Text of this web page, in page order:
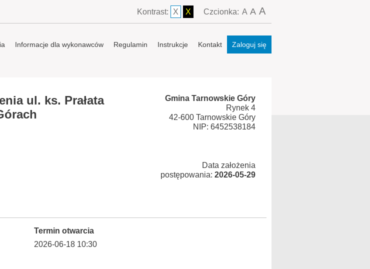
Kontrast: X X Czcionka: A A A
Informacje dla wykonawców Regulamin Instrukcje Kontakt Zaloguj się
ul. ks. Prałata
Gmina Tarnowskie Góry
Rynek 4
42-600 Tarnowskie Góry
NIP: 6452538184
Data założenia
postępowania: 2026-05-29
Termin otwarcia
2026-06-18 10:30